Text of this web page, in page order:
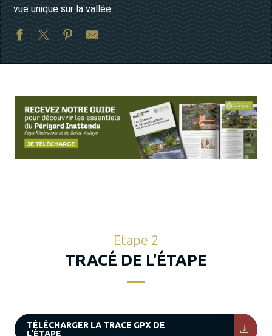
vue unique sur la vallée.
Etape 2
TRACÉ DE L'ÉTAPE
TÉLÉCHARGER LA TRACE GPX DE
L'ÉTAPE